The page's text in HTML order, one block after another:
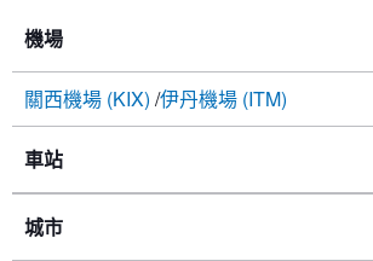
機場
關西機場 (KIX) 伊丹機場 (ITM)
車站
城市